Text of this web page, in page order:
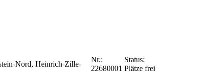
Nord, Heinrich-Zille-
Nr.:
22680001
Status:
Plätze frei